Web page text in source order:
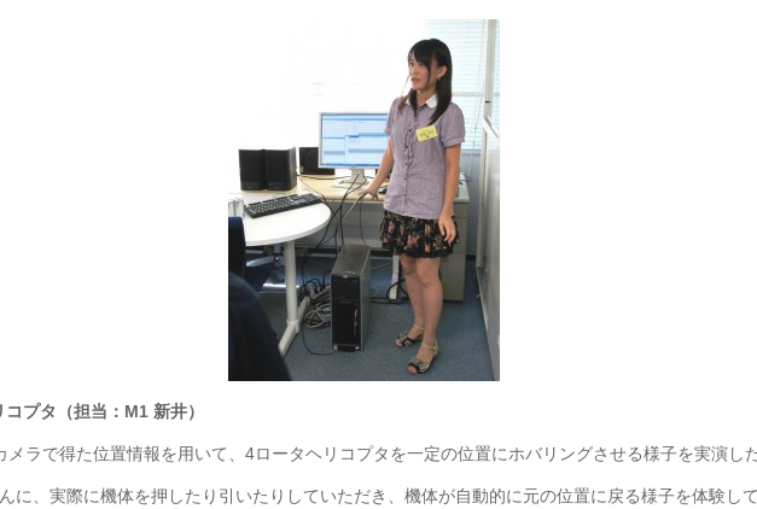
プタ（担当：M1 新井）
メラで得た位置情報を用いて、4ロータヘリコプタを一定の位置にホバリングさせる様子を実演し
に、実際に機体を押したり引いたりしていただき、機体が自動的に元の位置に戻る様子を体験し